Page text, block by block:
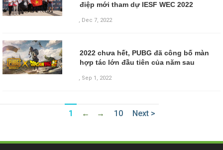
điệp mới tham dự IESF WEC 2022
, Dec 7, 2022
2022 chưa hết, PUBG đã công bố màn
hợp tác lớn đầu tiên của năm sau
, Sep 1, 2022
1 ← → 10 Next >